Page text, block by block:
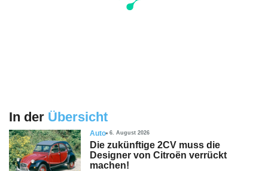
In der Übersicht
Auto 6. August 2026
Die zukünftige 2CV muss die
Designer von Citroën verrückt
machen!